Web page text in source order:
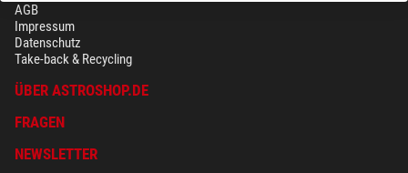
AGB
Impressum
Datenschutz
Take-back & Recycling
ÜBER ASTROSHOP.DE
FRAGEN
NEWSLETTER